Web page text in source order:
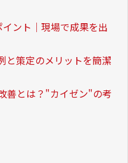
ント｜現場で成果を出
と策定のメリットを簡潔
善とは？"カイゼン"の考